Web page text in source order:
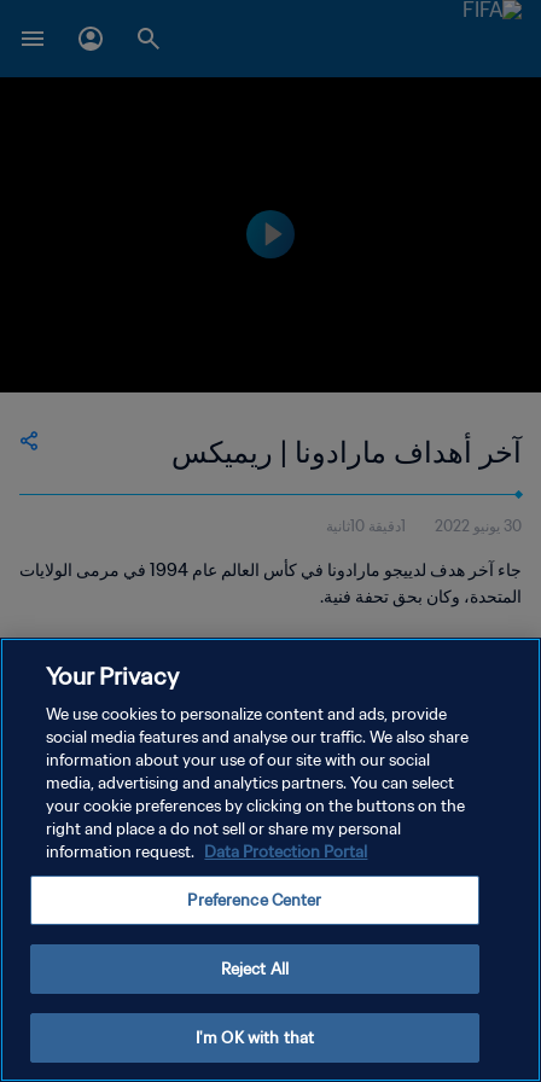
آخر أهداف مارادونا | ريميكس
30 يونيو 2022 1دقيقة 10ثانية
جاء آخر هدف لدييجو مارادونا في كأس العالم عام 1994 في مرمى الولايات
المتحدة، وكان بحق تحفة فنية.
سياسة الخصوصية
شروط الخدمة
إدارة تفضيلات ملفات تعريف الارتباط
Your Privacy
We use cookies to personalize content and ads, provide
social media features and analyse our traffic. We also share
information about your use of our site with our social
media, advertising and analytics partners. You can select
your cookie preferences by clicking on the buttons on the
right and place a do not sell or share my personal
information request. Data Protection Portal
Preference Center
Reject All
I'm OK with that